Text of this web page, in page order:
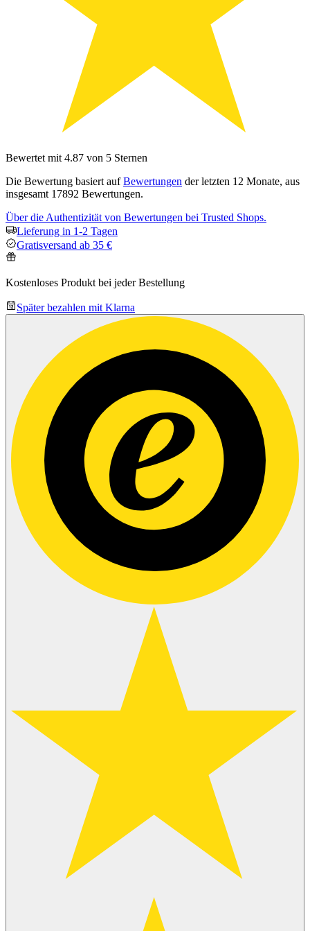
Bewertet mit 4.87 von 5 Sternen
Die Bewertung basiert aufBewertungen der letzten 12 Monate, aus
insgesamt 17892 Bewertungen.
Über die Authentizität von Bewertungen bei Trusted Shops.
Lieferung in 1-2 Tagen
Gratisversand ab 35 €
Kostenloses Produkt bei jeder Bestellung
Später bezahlen mit Klarna